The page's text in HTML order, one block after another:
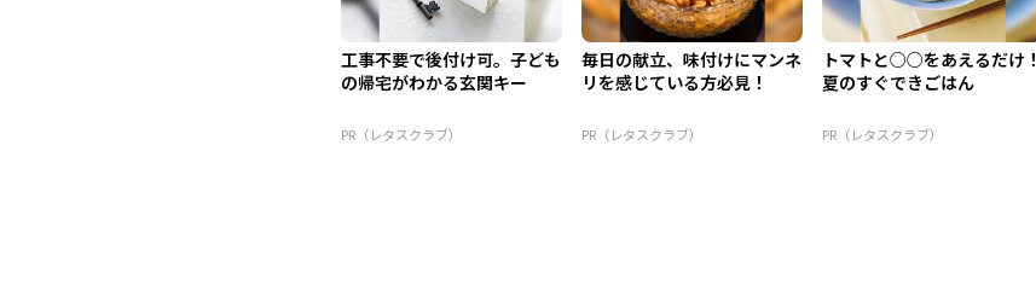
工事不要で後付け可。子ども
の帰宅がわかる玄関キー
PR（レタスクラブ）
毎日の献立、味付けにマンネ
リを感じている方必見！
PR（レタスクラブ）
トマトと○○をあえるだけ！
夏のすぐできごはん
PR（レタスクラブ）